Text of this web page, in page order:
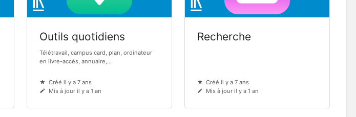
Outils quotidiens
Télétravail, campus card, plan, ordinateur
en livre-accès, annuaire,...
Créé il y a 7 ans
Mis à jour il y a 1 an
Recherche
Créé il y a 7 ans
Mis à jour il y a 1 an